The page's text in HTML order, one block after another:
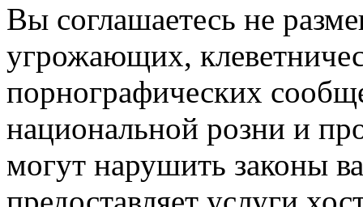
Вы соглашаетесь не
угрожающих,
порнографических
национальной розни и
могут нарушить законы